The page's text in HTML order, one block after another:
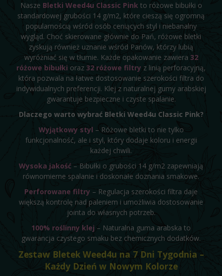
Nasze Bletki Weed4u Classic Pink to różowe bibułki o
standardowej grubości 14 g/m2, które cieszą się ogromną
popularnością wśród osób ceniących styl i niebanalny
wygląd. Choć skierowane głównie do Pań, różowe bletki
zyskują również uznanie wśród Panów, którzy lubią
wyróżniać się w tłumie. Każde opakowanie zawiera 32
różowe bibułki oraz 32 różowe filtry z linią perforacyjną,
która pozwala na łatwe dostosowanie szerokości filtra do
indywidualnych preferencji. Klej z naturalnej gumy arabskiej
gwarantuje bezpieczne i czyste spalanie.
Dlaczego warto wybrać Bletki Weed4u Classic Pink?
Wyjątkowy styl – Różowe bletki to nie tylko
funkcjonalność, ale i styl, który dodaje koloru i energii
każdej chwili.
Wysoka jakość – Bibułki o grubości 14 g/m2 zapewniają
równomierne spalanie i doskonałe doznania smakowe.
Perforowane filtry – Regulacja szerokości filtra daje
większą kontrolę nad paleniem i umożliwia dostosowanie
jointa do własnych potrzeb.
100% roślinny klej – Naturalna guma arabska to
gwarancja czystego smaku bez chemicznych dodatków.
Zestaw Bletek Weed4u na 7 Dni Tygodnia –
Każdy Dzień w Nowym Kolorze